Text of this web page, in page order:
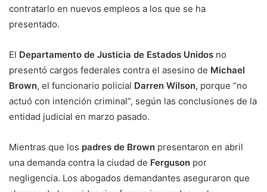
contratarlo en nuevos empleos a los que se ha
presentado.
El Departamento de Justicia de Estados Unidos no
presentó cargos federales contra el asesino de Michael
Brown, el funcionario policial Darren Wilson, porque “no
actuó con intención criminal”, según las conclusiones de la
entidad judicial en marzo pasado.
Mientras que los padres de Brown presentaron en abril
una demanda contra la ciudad de Ferguson por
negligencia. Los abogados demandantes aseguraron que